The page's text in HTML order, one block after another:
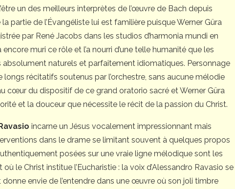
un des meilleurs interprètes de l’œuvre de Bach depuis
partie de l’Évangéliste lui est familière puisque Werner Güra
par René Jacobs dans les studios d’harmonia mundi en
muri ce rôle et l’a nourri d’une telle humanité que les
absolument naturels et parfaitement idiomatiques. Personnage
récitatifs soutenus par l’orchestre, sans aucune mélodie
cœur du dispositif de ce grand oratorio sacré et Werner Güra
et la douceur que nécessite le récit de la passion du Christ.
incarne un Jésus vocalement impressionnant mais
dans le drame se limitant souvent à quelques propos
posées sur une vraie ligne mélodique sont les
le Christ institue l’Eucharistie : la voix d’Alessandro Ravasio se
envie de l’entendre dans une œuvre où son joli timbre